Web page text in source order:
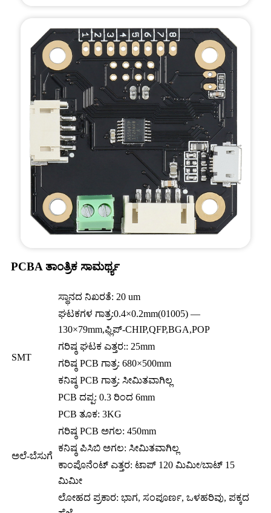
PCBA ತಾಂತ್ರಿಕ ಸಾಮರ್ಥ್ಯ
SMT
ಸ್ಥಾನದ ನಿಖರತೆ: 20 um
ಘಟಕಗಳ ಗಾತ್ರ:0.4×0.2mm(01005) —
130×79mm,ಫ್ಲಿಪ್-CHIP,QFP,BGA,POP
ಗರಿಷ್ಠ ಘಟಕ ಎತ್ತರ:: 25mm
ಗರಿಷ್ಠ PCB ಗಾತ್ರ: 680×500mm
ಕನಿಷ್ಠ PCB ಗಾತ್ರ: ಸೀಮಿತವಾಗಿಲ್ಲ
PCB ದಪ್ಪ: 0.3 ರಿಂದ 6mm
PCB ತೂಕ: 3KG
ಅಲೆ-ಬೆಸುಗೆ
ಗರಿಷ್ಠ PCB ಅಗಲ: 450mm
ಕನಿಷ್ಠ ಪಿಸಿಬಿ ಅಗಲ: ಸೀಮಿತವಾಗಿಲ್ಲ
ಕಾಂಪೊನೆಂಟ್ ಎತ್ತರ: ಟಾಪ್ 120 ಮಿಮೀ/ಬಾಟ್ 15
ಮಿಮೀ
ಲೋಹದ ಪ್ರಕಾರ: ಭಾಗ, ಸಂಪೂರ್ಣ, ಒಳಹರಿವು, ಪಕ್ಕದ